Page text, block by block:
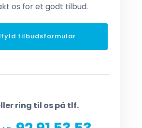
os for et godt tilbud.
tilbudsformular
ring til os på tlf.